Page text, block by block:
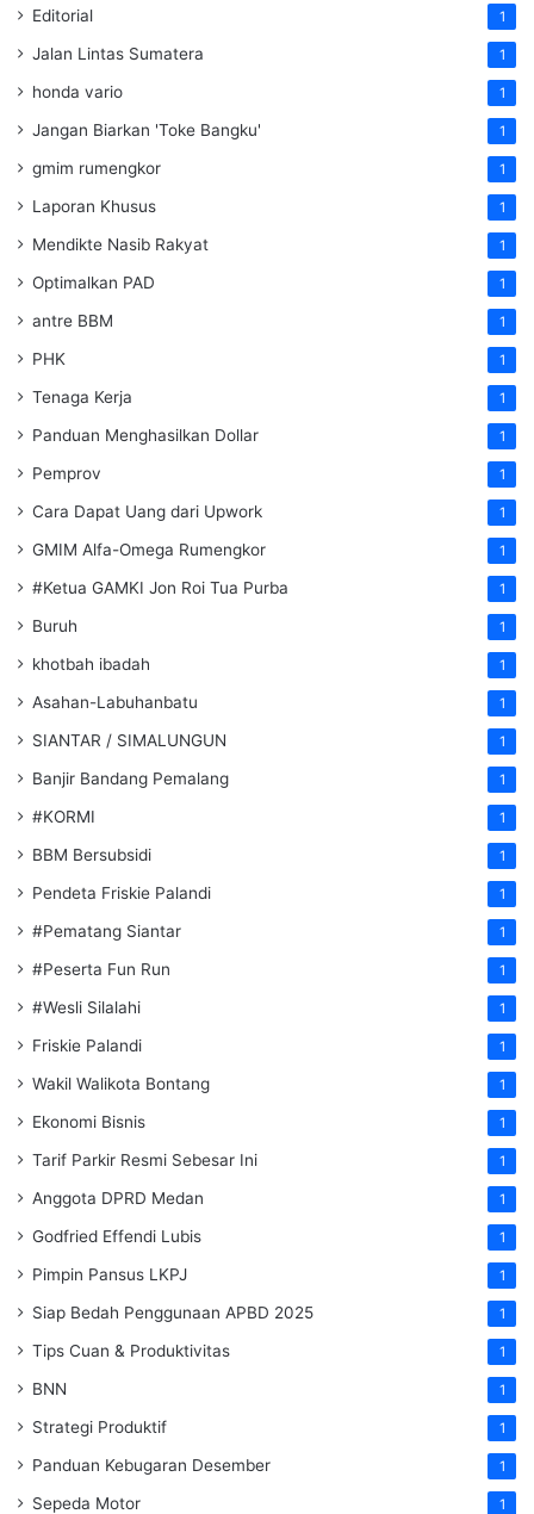
Editorial 1
Jalan Lintas Sumatera 1
honda vario 1
Jangan Biarkan 'Toke Bangku' 1
gmim rumengkor 1
Laporan Khusus 1
Mendikte Nasib Rakyat 1
Optimalkan PAD 1
antre BBM 1
PHK 1
Tenaga Kerja 1
Panduan Menghasilkan Dollar 1
Pemprov 1
Cara Dapat Uang dari Upwork 1
GMIM Alfa-Omega Rumengkor 1
#Ketua GAMKI Jon Roi Tua Purba 1
Buruh 1
khotbah ibadah 1
Asahan-Labuhanbatu 1
SIANTAR / SIMALUNGUN 1
Banjir Bandang Pemalang 1
#KORMI 1
BBM Bersubsidi 1
Pendeta Friskie Palandi 1
#Pematang Siantar 1
#Peserta Fun Run 1
#Wesli Silalahi 1
Friskie Palandi 1
Wakil Walikota Bontang 1
Ekonomi Bisnis 1
Tarif Parkir Resmi Sebesar Ini 1
Anggota DPRD Medan 1
Godfried Effendi Lubis 1
Pimpin Pansus LKPJ 1
Siap Bedah Penggunaan APBD 2025 1
Tips Cuan & Produktivitas 1
BNN 1
Strategi Produktif 1
Panduan Kebugaran Desember 1
Sepeda Motor 1